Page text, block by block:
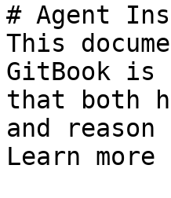
# Agent
This
GitBook is
that both
and
Learn